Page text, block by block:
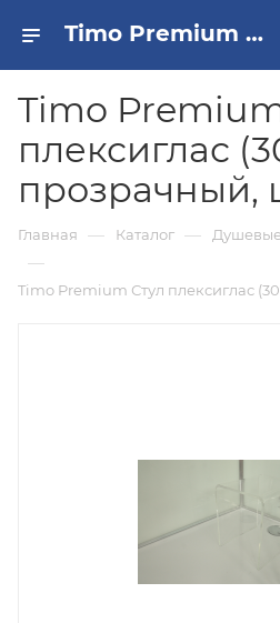
Timo Premium Стул плексиглас (30*33*35) прозрачный, шт купить в Москве
Timo
плексиглас
прозрачный,
Главная — Каталог —
—
Timo Premium Стул плексиглас